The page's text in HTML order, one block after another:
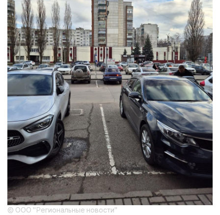
© ООО "Региональные новости"